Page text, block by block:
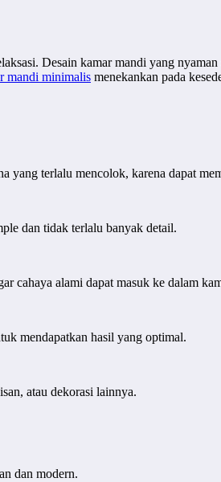
Desain kamar mandi yang nyaman
mandi minimalis menekankan pada
yang terlalu mencolok, karena dapat
dan tidak terlalu banyak detail.
cahaya alami dapat masuk ke dalam
mendapatkan hasil yang optimal.
atau dekorasi lainnya.
dan modern.